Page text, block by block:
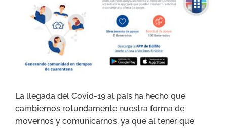
Prensa
Contáctanos
Larger
Image
La llegada del Covid-19 al país ha hecho que
cambiemos rotundamente nuestra forma de
movernos y comunicarnos, ya que al tener que